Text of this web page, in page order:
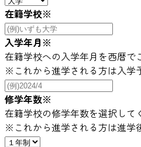
在籍学校※
入学年月 ※
在籍学校への入学年月を西暦で
※これから進学される方は入学
修学年数※
在籍学校の修学年数を選択して
※これから進学される方は進学